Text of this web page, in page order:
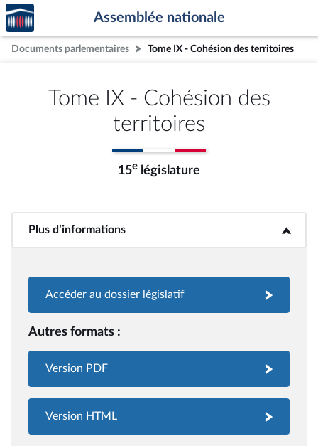
Aller au contenu
Aller en bas de la page
Accèder
à la
page
d'accueil
Assemblée nationale
Documents parlementaires Tome IX - Cohésion des territoires
Tome IX - Cohésion des
territoires
15e législature
Plus d’informations<b>Plus d’informations</b>
Accéder au dossier législatif
Autres formats :
Version PDF
Version HTML